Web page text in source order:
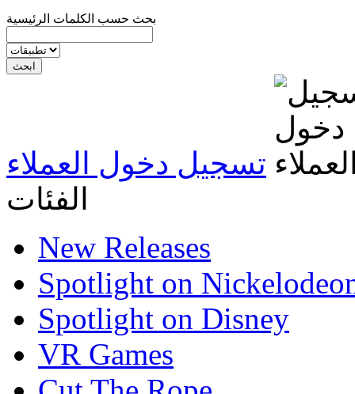
بحث حسب الكلمات الرئيسية
تسجيل دخول العملاء
الفئات
New Releases
Spotlight on
Spotlight on Disney
VR Games